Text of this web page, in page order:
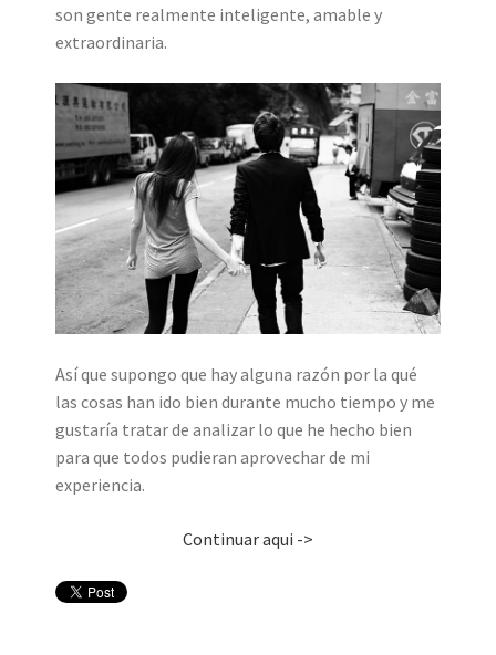
son gente realmente inteligente, amable y
extraordinaria.
Así que supongo que hay alguna razón por la qué
las cosas han ido bien durante mucho tiempo y me
gustaría tratar de analizar lo que he hecho bien
para que todos pudieran aprovechar de mi
experiencia.
Continuar aqui ->